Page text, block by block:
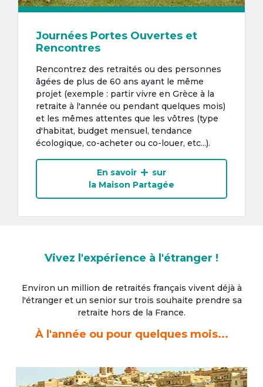
Journées Portes Ouvertes et
Rencontres
Rencontrez des retraités ou des personnes
âgées de plus de 60 ans ayant le même
projet (exemple : partir vivre en Grèce à la
retraite à l'année ou pendant quelques mois)
et les mêmes attentes que les vôtres (type
d'habitat, budget mensuel, tendance
écologique, co-acheter ou co-louer, etc...).
En savoir
sur
la Maison Partagée
Vivez l'expérience à l'étranger !
Environ un million de retraités français vivent déjà à
l'étrangeret un senior sur trois souhaite prendre sa
retraite hors de la France.
À l'année ou pour quelques mois...